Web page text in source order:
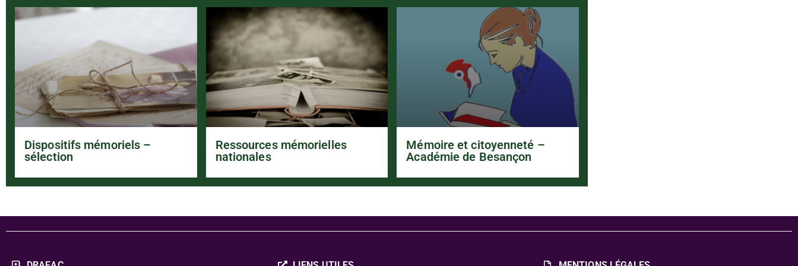
Dispositifs mémoriels –
sélection
Ressources mémorielles
nationales
Mémoire et citoyenneté –
Académie de Besançon